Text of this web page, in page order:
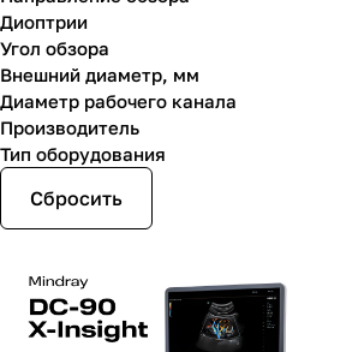
Диоптрии
Угол обзора
Внешний диаметр, мм
Диаметр рабочего канала
Производитель
Тип оборудования
Сбросить